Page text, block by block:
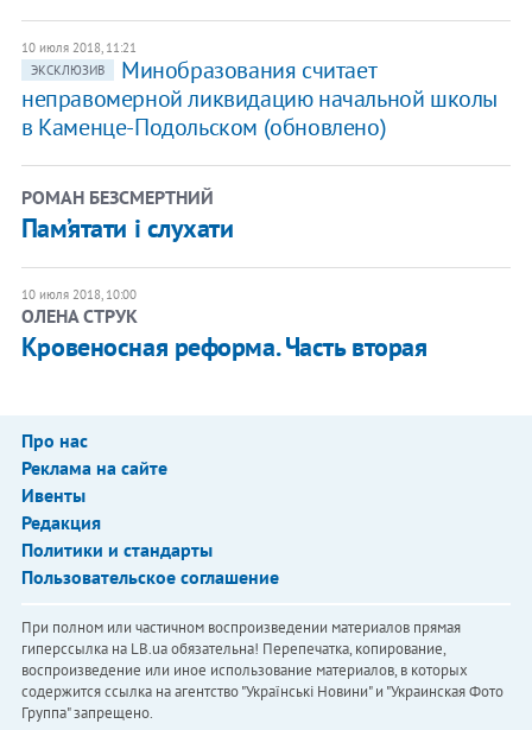
10 июля 2018, 11:21
ЭКСКЛЮЗИВ
Минобразования считает
неправомерной ликвидацию начальной школы
в Каменце-Подольском (обновлено)
РОМАН БЕЗСМЕРТНИЙ
Пам’ятати і слухати
10 июля 2018, 10:00
ОЛЕНА СТРУК
Кровеносная реформа. Часть вторая
Про нас
Реклама на сайте
Ивенты
Редакция
Политики и стандарты
Пользовательское соглашение
При полном или частичном воспроизведении материалов прямая
гиперссылка на LB.ua обязательна! Перепечатка, копирование,
воспроизведение или иное использование материалов, в которых
содержится ссылка на агентство "Українськi Новини" и "Украинская Фото
Группа" запрещено.